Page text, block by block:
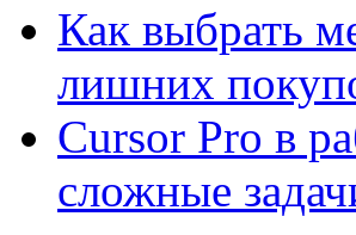
Как выбрать
лишних
Cursor Pro в
сложные